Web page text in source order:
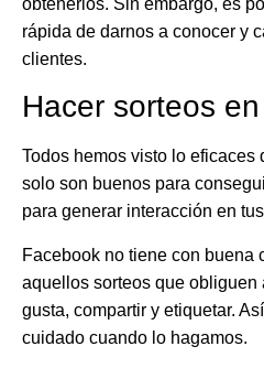
rápida de darnos a conocer y
clientes.
Hacer sorteos
Todos hemos visto lo eficaces
solo son buenos para
para generar interacción en
Facebook no tiene con buena
aquellos sorteos que obliguen
gusta, compartir y etiquetar.
cuidado cuando lo hagamos.